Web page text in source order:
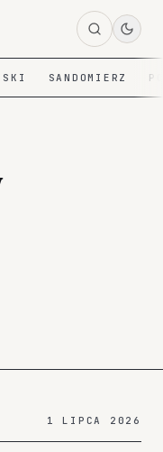
SANDOMIERZ
1 LIPCA 2026